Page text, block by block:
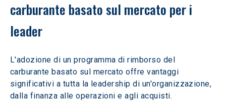
carburante basato sul mercato per i
leader
L'adozione di un programma di rimborso del
carburante basato sul mercato offre vantaggi
significativi a tutta la leadership di un'organizzazione,
dalla finanza alle operazioni e agli acquisti.